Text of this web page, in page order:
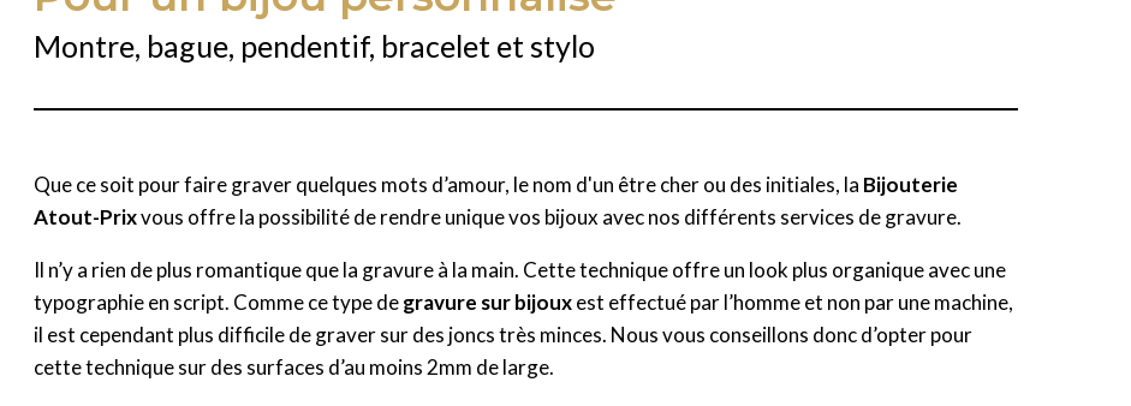
Montre, bague, pendentif, bracelet et stylo
Que ce soit pour faire graver quelques mots d’amour, le nom d'un être cher ou des initiales, la Bijouterie
Atout-Prixvous offre la possibilité de rendre unique vos bijoux avec nos différents services de gravure.
Il n’y a rien de plus romantique que la gravure à la main. Cette technique offre un look plus organique avec une
typographie en script. Comme ce type degravure sur bijouxest effectué par l’homme et non par une machine,
il est cependant plus difficile de graver sur des joncs très minces. Nous vous conseillons donc d’opter pour
cette technique sur des surfaces d’au moins 2mm de large.